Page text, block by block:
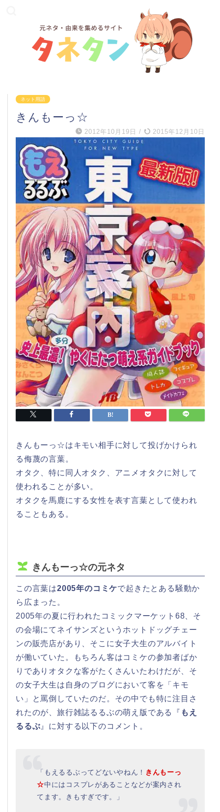
ネット用語
きんもーっ☆
2012年10月19日 / 2015年12月10日
きんもーっ☆はキモい相手に対して投げかけられ
る侮蔑の言葉。
オタク、特に同人オタク、アニメオタクに対して
使われることが多い。
オタクを馬鹿にする女性を表す言葉として使われ
ることもある。
きんもーっ☆の元ネタ
この言葉は2005年のコミケで起きたとある騒動か
ら広まった。
2005年の夏に行われたコミックマーケット68、そ
の会場にてネイサンズというホットドッグチェー
ンの販売店があり、そこに女子大生のアルバイト
が働いていた。もちろん客はコミケの参加者ばか
りでありオタクな客がたくさんいたわけだが、そ
の女子大生は自身のブログにおいて客を「キモ
い」と罵倒していたのだ。その中でも特に注目さ
れたのが、旅行雑誌るるぶの萌え版である『 もえ
るるぶ 』に対する以下のコメント。
「もえるるぶってどないやねん！ きんもーっ
☆中にはコスプレがあることなどが案内され
てます。きもすぎです。」